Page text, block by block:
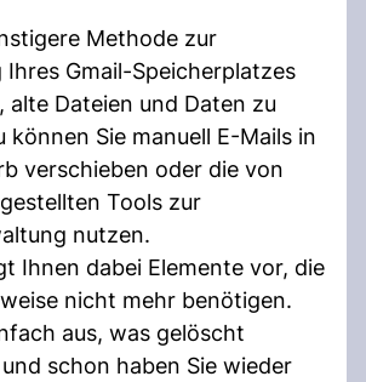
Methode zur
Ihres Gmail-Speicherplatzes
alte Dateien und Daten zu
können Sie manuell E-Mails in
verschieben oder die von
Tools zur
nutzen.
Ihnen dabei Elemente vor, die
nicht mehr benötigen.
aus, was gelöscht
schon haben Sie wieder